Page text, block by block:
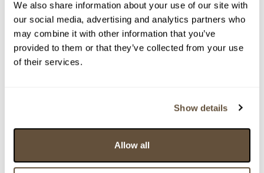
We also share information about your use of our site with
our social media, advertising and analytics partners who
may combine it with other information that you’ve
provided to them or that they’ve collected from your use
of their services.
Show details
Allow all
Chcete prodat obraz od stejného autora?
> Zobrazit informaci jak prodat obraz v aukci
Přihodil
8 500 Kč
16.05.2020 20:54:42
1539
16.05.2020 16:11:54
7 500 Kč
14.05.2020 20:37:52
1177